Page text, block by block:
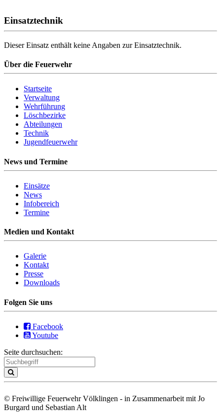
Einsatztechnik
Dieser Einsatz enthält keine Angaben zur Einsatztechnik.
Über die Feuerwehr
Startseite
Verwaltung
Wehrführung
Löschbezirke
Abteilungen
Technik
Jugendfeuerwehr
News und Termine
Einsätze
News
Infobereich
Termine
Medien und Kontakt
Galerie
Kontakt
Presse
Downloads
Folgen Sie uns
Facebook
Youtube
Seite durchsuchen:
© Freiwillige Feuerwehr Völklingen - in Zusammenarbeit mit Jo
Burgard und Sebastian Alt